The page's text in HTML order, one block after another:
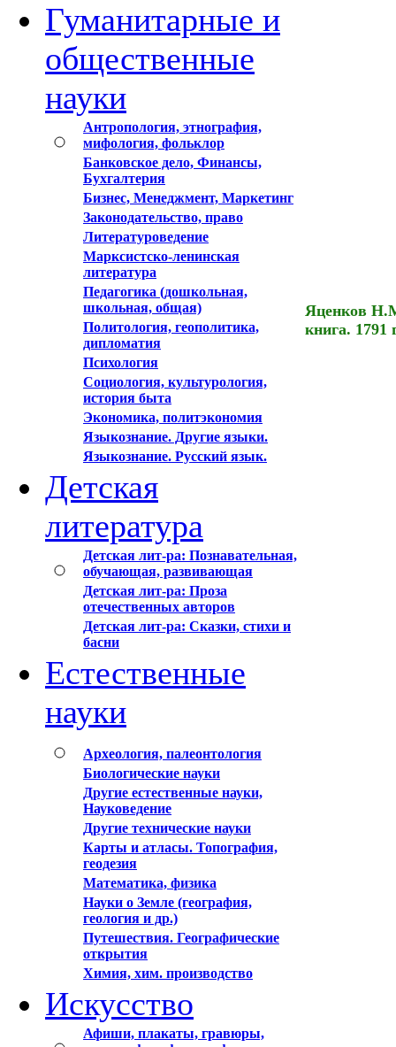
Гуманитарные и
общественные
науки
Антропология, этнография,
мифология, фольклор
Банковское дело, Финансы,
Бухгалтерия
Бизнес, Менеджмент, Маркетинг
Законодательство, право
Литературоведение
Марксистско-ленинская
литература
Педагогика (дошкольная,
школьная, общая)
Политология, геополитика,
дипломатия
Психология
Социология, культурология,
история быта
Экономика, политэкономия
Языкознание. Другие языки.
Языкознание. Русский язык.
Детская
литература
Детская лит-ра: Познавательная,
обучающая, развивающая
Детская лит-ра: Проза
отечественных авторов
Детская лит-ра: Сказки, стихи и
басни
Естественные
науки
Археология, палеонтология
Биологические науки
Другие естественные науки,
Науковедение
Другие технические науки
Карты и атласы. Топография,
геодезия
Математика, физика
Науки о Земле (география,
геология и др.)
Путешествия. Географические
открытия
Химия, хим. производство
Искусство
Афиши, плакаты, гравюры,
Яценков
книга. 1791